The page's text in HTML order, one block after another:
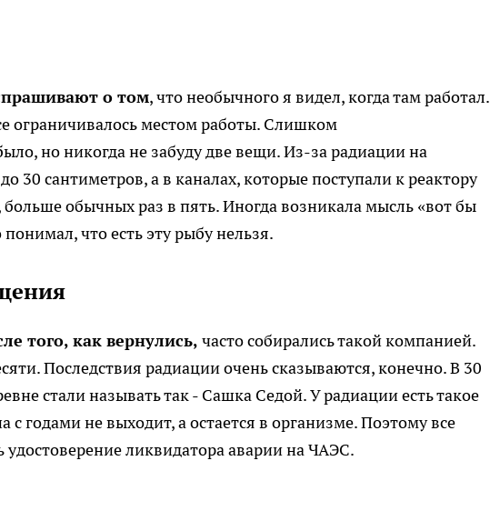
о том, что необычного я видел, когда там работал.
ограничивалось местом работы. Слишком
но никогда не забуду две вещи. Из-за радиации на
30 сантиметров, а в каналах, которые поступали к реактору
обычных раз в пять. Иногда возникала мысль «вот бы
что есть эту рыбу нельзя.
того, как вернулись, часто собирались такой компанией.
Последствия радиации очень сказываются, конечно. В 30
стали называть так - Сашка Седой. У радиации есть такое
с годами не выходит, а остается в организме. Поэтому все
удостоверение ликвидатора аварии на ЧАЭС.